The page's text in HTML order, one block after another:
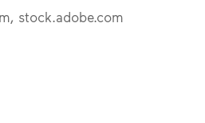
stock.adobe.com